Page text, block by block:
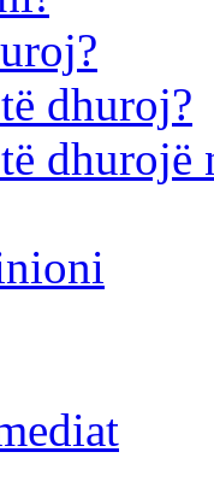
dhuroj?
dhurojë